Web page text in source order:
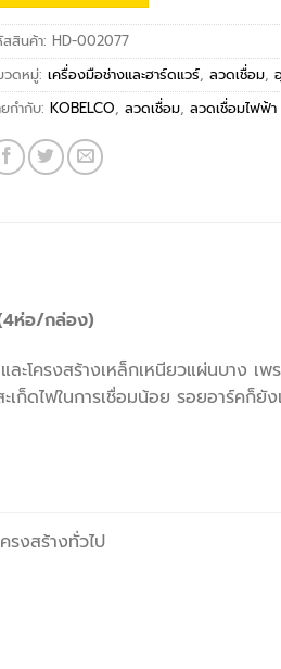
สสินค้า:HD-002077
วดหมู่:เครื่องมือช่างและฮาร์ดแวร์,ลวดเชื่อม,
ยกำกับ:KOBELCO,ลวดเชื่อม,ลวดเชื่อมไฟฟ้า
ห่อ/กล่อง)
ะโครงสร้างเหล็กเหนียวแผ่นบาง เพ
ก็ดไฟในการเชื่อมน้อย รอยอาร์คก็ยัง
รงสร้างทั่วไป